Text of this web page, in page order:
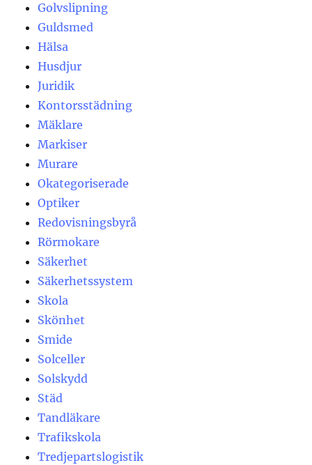
Golvslipning
Guldsmed
Hälsa
Husdjur
Juridik
Kontorsstädning
Mäklare
Markiser
Murare
Okategoriserade
Optiker
Redovisningsbyrå
Rörmokare
Säkerhet
Säkerhetssystem
Skola
Skönhet
Smide
Solceller
Solskydd
Städ
Tandläkare
Trafikskola
Tredjepartslogistik